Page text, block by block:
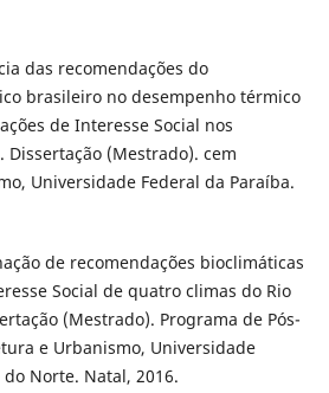
das recomendações do
brasileiro no desempenho térmico
de Interesse Social nos
Dissertação (Mestrado). cem
Universidade Federal da Paraíba.
de recomendações bioclimáticas
Social de quatro climas do Rio
(Mestrado). Programa de Pós-
e Urbanismo, Universidade
Norte. Natal, 2016.